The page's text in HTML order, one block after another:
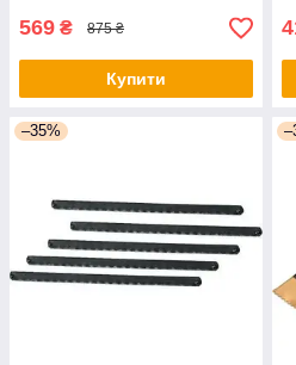
569 ₴ 875 ₴
Купити
–35%